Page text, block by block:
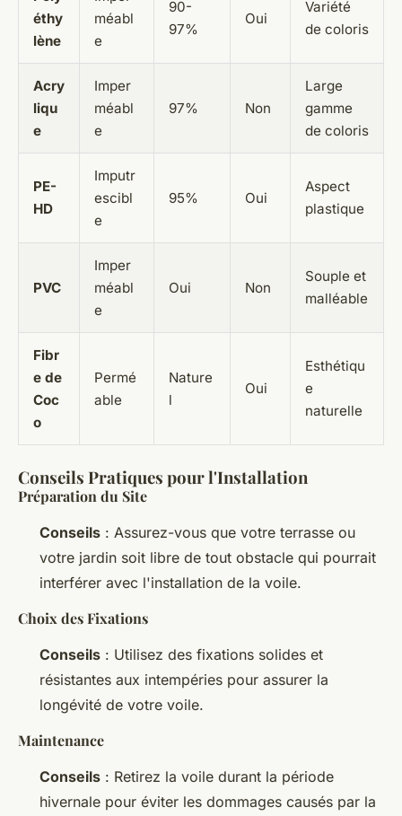
éthy
lène
méabl
e
90-
97%
Oui
Variété
de coloris
Acry
liqu
e
Imper
méabl
e
97% Non
Large
gamme
de coloris
PE-
HD
Imputr
escibl
e
95% Oui
Aspect
plastique
PVC
Imper
méabl
e
Oui Non
Souple et
malléable
Fibr
e de
Coc
o
Permé
able
Nature
l
Oui
Esthétiqu
e
naturelle
Conseils Pratiques pour l'Installation
Préparation du Site
Conseils : Assurez-vous que votre terrasse ou
votre jardin soit libre de tout obstacle qui pourrait
interférer avec l'installation de la voile.
Choix des Fixations
Conseils : Utilisez des fixations solides et
résistantes aux intempéries pour assurer la
longévité de votre voile.
Maintenance
Conseils : Retirez la voile durant la période
hivernale pour éviter les dommages causés par la